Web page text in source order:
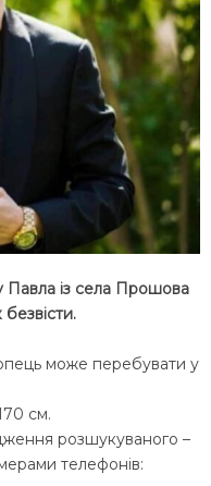
Павла із села Прошова
може перебувати у
см.
розшукуваного –
телефонів: